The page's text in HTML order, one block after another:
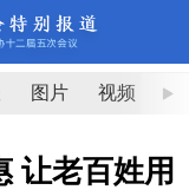
图片 视频 图
让老百姓用